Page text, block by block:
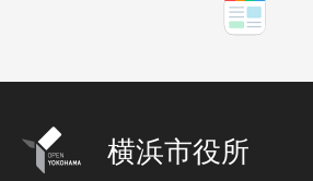
横浜市役所